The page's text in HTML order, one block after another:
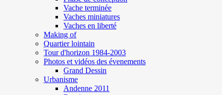
Vache terminée
Vaches miniatures
Vaches en liberté
Making of
Quartier lointain
Tour d'horizon 1984-2003
Photos et vidéos des évenements
Grand Dessin
Urbanisme
Andenne 2011